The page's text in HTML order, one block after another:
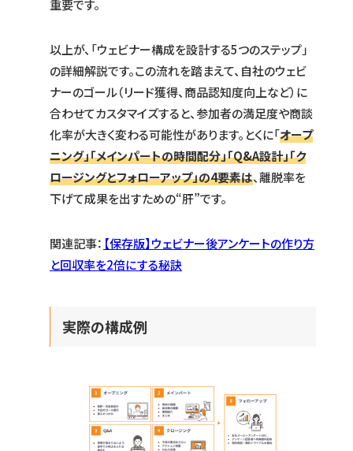
重要です。
以上が、「ウェビナー構成を設計する5つのステップ」
の詳細解説です。この流れを踏まえて、自社のウェビ
ナーのゴール（リード獲得、商品認知度向上など）に
合わせてカスタマイズすると、参加者の満足度や商談
化率が大きく変わる可能性があります。とくに「オープ
ニング」「メインパートの時間配分」「Q&A設計」「ク
ロージングとフォローアップ」の4要素は、離脱率を
下げて成果を出すための“肝”です。
関連記事： 【保存版】ウェビナー後アンケートの作り方
と回収率を2倍にする秘訣
実際の構成例